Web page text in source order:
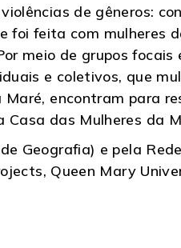
de gêneros:
foi feita com mulheres
meio de grupos
e coletivos, que
encontram para
das Mulheres da
Geografia) e pela
Queen Mary